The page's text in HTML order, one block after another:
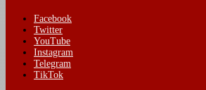
Facebook
Twitter
YouTube
Instagram
Telegram
TikTok